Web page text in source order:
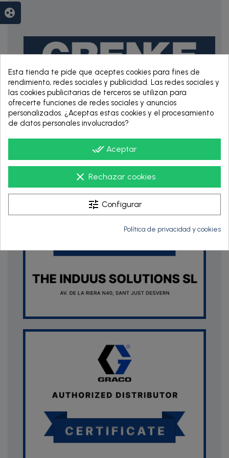
RENTING DE 12
HASTA 60 MESES
Esta tienda te pide que aceptes cookies para fines de
rendimiento, redes sociales y publicidad. Las redes sociales y
las cookies publicitarias de terceros se utilizan para
ofrecerte funciones de redes sociales y anuncios
personalizados. ¿Aceptas estas cookies y el procesamiento
de datos personales involucrados?
done_all Aceptar
clear Rechazar cookies
tune Configurar
Política de privacidad y cookies
group_work